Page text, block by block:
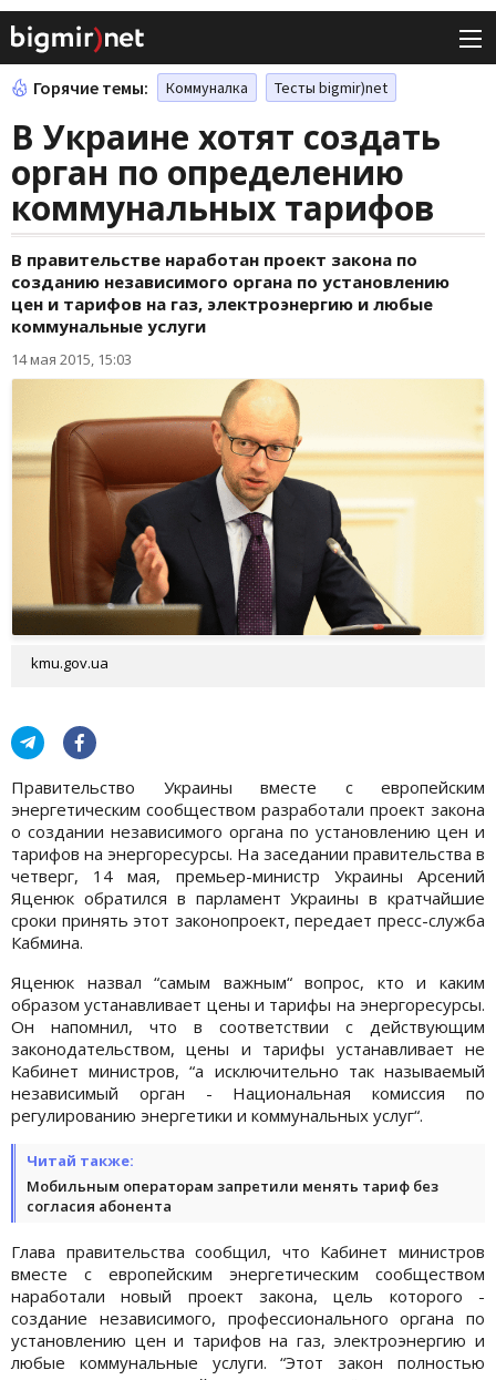
Горячие темы: Коммуналка Тесты bigmir)net
В Украине хотят создать
орган по определению
коммунальных тарифов
В правительстве наработан проект закона по
созданию независимого органа по установлению
цен и тарифов на газ, электроэнергию и любые
коммунальные услуги
14 мая 2015, 15:03
kmu.gov.ua
Правительство Украины вместе с европейским
энергетическим сообществом разработали проект закона
о создании независимого органа по установлению цен и
тарифов на энергоресурсы. На заседании правительства в
четверг, 14 мая, премьер-министр Украины Арсений
Яценюк обратился в парламент Украины в кратчайшие
сроки принять этот законопроект, передает пресс-служба
Кабмина.
Яценюк назвал “самым важным“ вопрос, кто и каким
образом устанавливает цены и тарифы на энергоресурсы.
Он напомнил, что в соответствии с действующим
законодательством, цены и тарифы устанавливает не
Кабинет министров, “а исключительно так называемый
независимый орган - Национальная комиссия по
регулированию энергетики и коммунальных услуг“.
Читай также:
Мобильным операторам запретили менять тариф без
согласия абонента
Глава правительства сообщил, что Кабинет министров
вместе с европейским энергетическим сообществом
наработали новый проект закона, цель которого -
создание независимого, профессионального органа по
установлению цен и тарифов на газ, электроэнергию и
любые коммунальные услуги. “Этот закон полностью